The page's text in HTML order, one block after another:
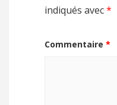
indiqués avec*
Commentaire *